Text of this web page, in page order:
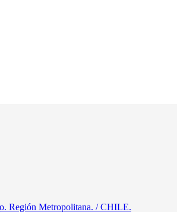
Región Metropolitana. / CHILE.